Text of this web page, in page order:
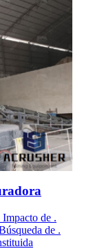
de .
de .